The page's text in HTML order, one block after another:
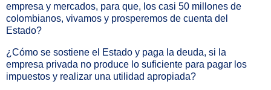
empresa y mercados, para que, los casi 50 millones de
colombianos, vivamos y prosperemos de cuenta del
Estado?
¿Cómo se sostiene el Estado y paga la deuda, si la
empresa privada no produce lo suficiente para pagar los
impuestos y realizar una utilidad apropiada?